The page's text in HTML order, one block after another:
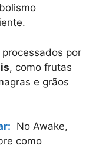
por
, como frutas
e grãos
No Awake,
como